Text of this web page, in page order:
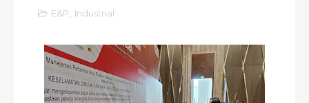
E&P, Industrial